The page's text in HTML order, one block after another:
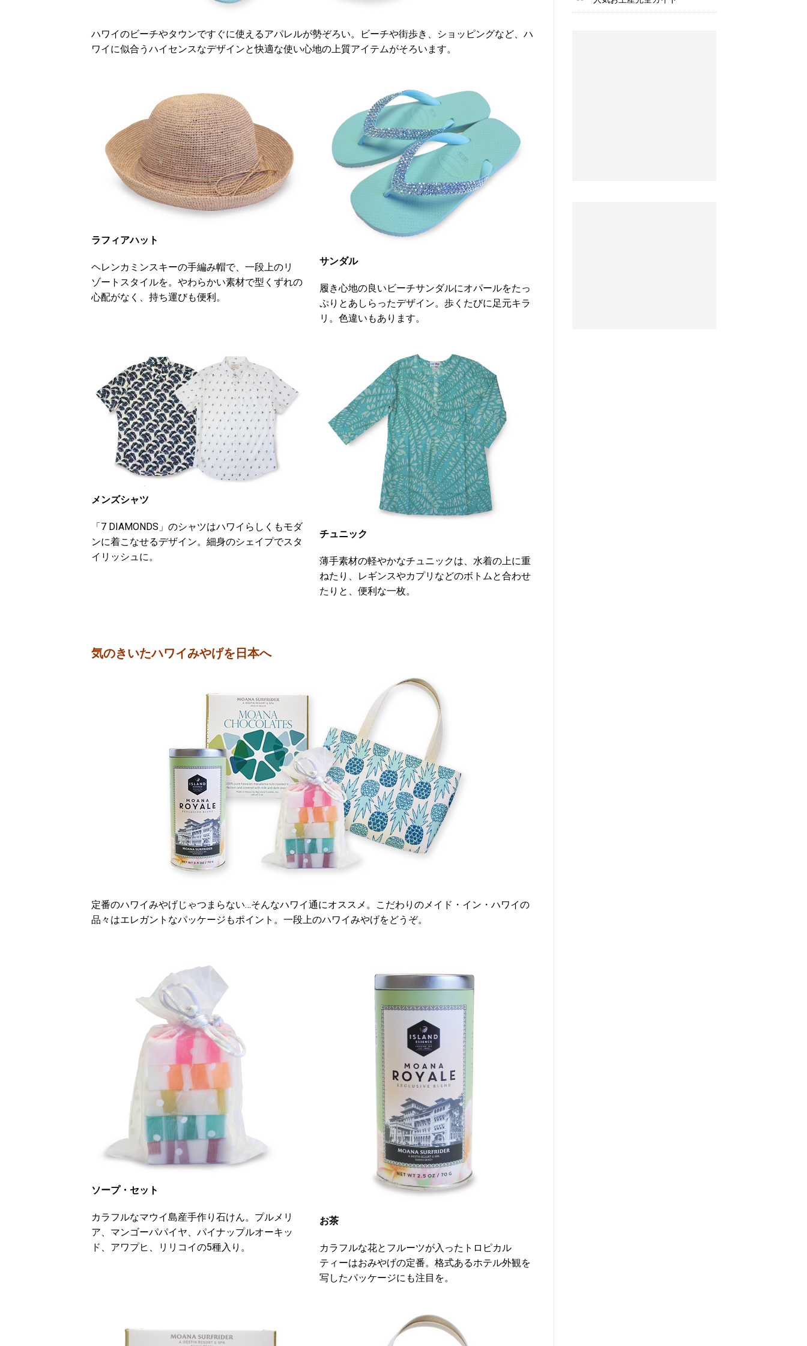
ハワイのビーチやタウンですぐに使えるアパレルが勢ぞろい。ビーチや街歩き、ショッピングなど、ハ
ワイに似合うハイセンスなデザインと快適な使い心地の上質アイテムがそろいます。
ラフィアハット
ヘレンカミンスキーの手編み帽で、一段上のリ
ゾートスタイルを。やわらかい素材で型くずれの
心配がなく、持ち運びも便利。
サンダル
履き心地の良いビーチサンダルにオパールをたっ
ぷりとあしらったデザイン。歩くたびに足元キラ
リ。色違いもあります。
メンズシャツ
「7 DIAMONDS」のシャツはハワイらしくもモダ
ンに着こなせるデザイン。細身のシェイプでスタ
イリッシュに。
チュニック
薄手素材の軽やかなチュニックは、水着の上に重
ねたり、レギンスやカプリなどのボトムと合わせ
たりと、便利な一枚。
気のきいたハワイみやげを日本へ
定番のハワイみやげじゃつまらない…そんなハワイ通にオススメ。こだわりのメイド・イン・ハワイの
品々はエレガントなパッケージもポイント。一段上のハワイみやげをどうぞ。
ソープ・セット
カラフルなマウイ島産手作り石けん。プルメリ
ア、マンゴーパパイヤ、パイナップルオーキッ
ド、アワプヒ、リリコイの5種入り。
お茶
カラフルな花とフルーツが入ったトロピカル
ティーはおみやげの定番。格式あるホテル外観を
写したパッケージにも注目を。